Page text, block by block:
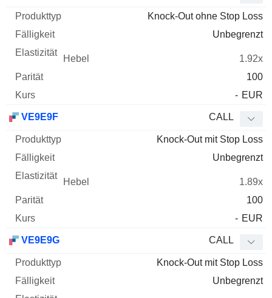
Knock-Out ohne Stop Loss
Unbegrenzt
1.92x
100
- EUR
VE9E9F CALL
Knock-Out mit Stop Loss
Unbegrenzt
1.89x
100
- EUR
VE9E9G CALL
Knock-Out mit Stop Loss
Unbegrenzt